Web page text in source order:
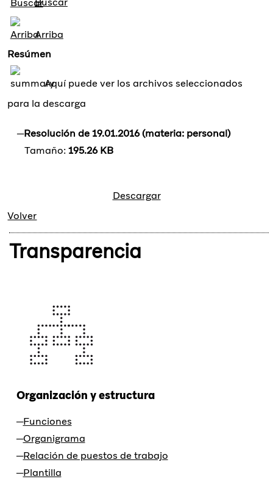
Arriba
Resúmen
Aquí puede ver los archivos seleccionados
para la descarga
Resolución de 19.01.2016 (materia: personal)
Tamaño:195.26 KB
Descargar
Volver
Transparencia
Organización y estructura
Funciones
Organigrama
Relación de puestos de trabajo
Plantilla